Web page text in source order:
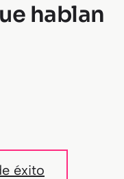
hablan
éxito